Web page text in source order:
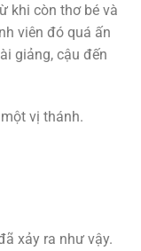
khi còn thơ bé và
viên đó quá ấn
giảng, cậu đến
vị thánh.
xảy ra như vậy.